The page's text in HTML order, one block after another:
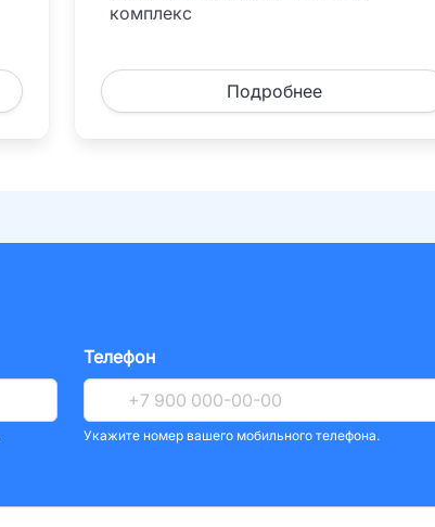
комплекс
Подробнее
Телефон
Укажите номер вашего мобильного телефона.